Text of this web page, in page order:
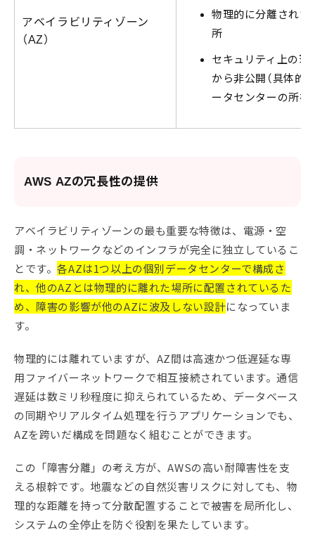
アベイラビリティゾーン
（AZ）
物理的に分離された
所
セキュリティ上の理
から非公開（具体的
ータセンターの所在
AWS AZの冗長性の提供
アベイラビリティゾーンの最も重要な特徴は、電源・空
調・ネットワークなどのインフラが完全に独立しているこ
とです。各AZは1つ以上の個別データセンターで構成さ
れ、他のAZとは物理的に離れた場所に配置されているた
め、障害の影響が他のAZに波及しない設計になっていま
す。
物理的には離れていますが、AZ間は高速かつ低遅延な専
用ファイバーネットワークで相互接続されています。通信
遅延は数ミリ秒程度に抑えられているため、データベース
の同期やリアルタイム処理を行うアプリケーションでも、
AZを跨いだ構成を問題なく組むことができます。
この「障害分離」の考え方が、AWSの高い耐障害性を支
える根幹です。地震などの自然災害リスクに対しても、物
理的な距離を持って分散配置することで被害を局所化し、
システムの全停止を防ぐ役割を果たしています。